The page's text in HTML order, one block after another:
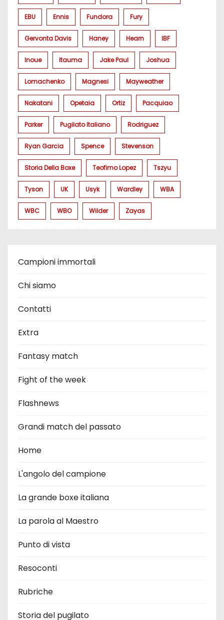
EBU Ennis Fundora Fury
Gervonta Davis Haney Hearn IBF
Inoue Itauma Jake Paul Joshua
Lomachenko Magnesi Mayweather
Nakatani Opetaia Ortiz Pacquiao
Parker Pugilato Italiano Rodriguez
Ryan Garcia Spence Stevenson
Storia Della Boxe Teofimo Lopez Tszyu
Tyson UK Usyk Wardley WBA
WBC WBO Wilder Zayas
Campioni immortali
Chi siamo
Contatti
Extra
Fantasy match
Fight of the week
Flashnews
Grandi match del passato
Home
L'angolo del campione
La grande boxe italiana
La parola al Maestro
Punto di vista
Resoconti
Rubriche
Storia del pugilato